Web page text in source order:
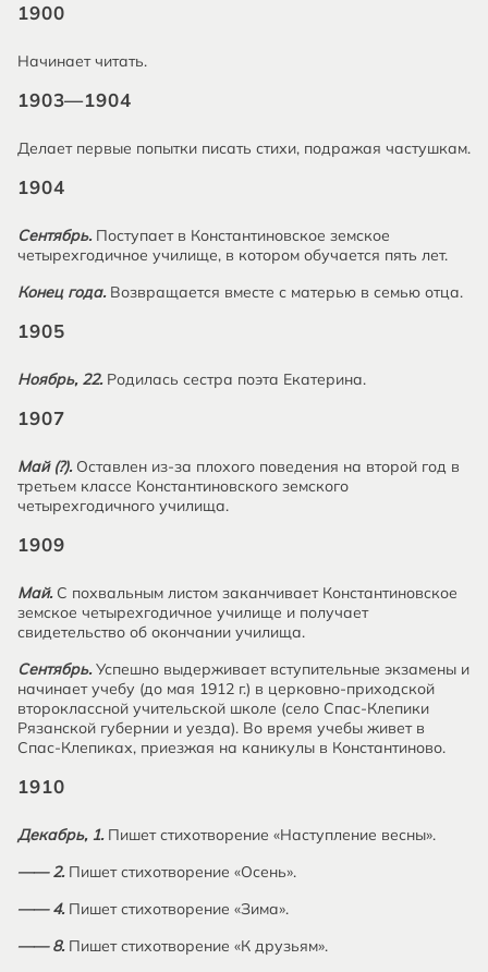
1900
Начинает читать.
1903—1904
Делает первые попытки писать стихи, подражая частушкам.
1904
Сентябрь.Поступает в Константиновское земское
четырехгодичное училище, в котором обучается пять лет.
Конец года.Возвращается вместе с матерью в семью отца.
1905
Ноябрь, 22.Родилась сестра поэта Екатерина.
1907
Май (?).Оставлен из-за плохого поведения на второй год в
третьем классе Константиновского земского
четырехгодичного училища.
1909
Май.С похвальным листом заканчивает Константиновское
земское четырехгодичное училище и получает
свидетельство об окончании училища.
Сентябрь.Успешно выдерживает вступительные экзамены и
начинает учебу (до мая 1912 г.) в церковно-приходской
второклассной учительской школе (село Спас-Клепики
Рязанской губернии и уезда). Во время учебы живет в
Спас-Клепиках, приезжая на каникулы в Константиново.
1910
Декабрь, 1.Пишет стихотворение «Наступление весны».
—— 2.Пишет стихотворение «Осень».
—— 4.Пишет стихотворение «Зима».
—— 8.Пишет стихотворение «К друзьям».